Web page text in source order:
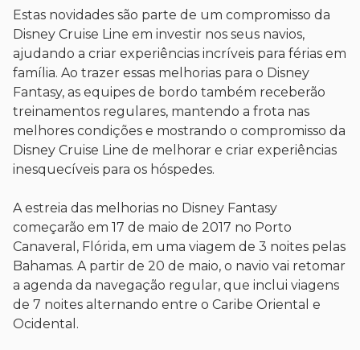
Estas novidades são parte de um compromisso da
Disney Cruise Line em investir nos seus navios,
ajudando a criar experiências incríveis para férias em
família. Ao trazer essas melhorias para o Disney
Fantasy, as equipes de bordo também receberão
treinamentos regulares, mantendo a frota nas
melhores condições e mostrando o compromisso da
Disney Cruise Line de melhorar e criar experiências
inesquecíveis para os hóspedes.
A estreia das melhorias no Disney Fantasy
começarão em 17 de maio de 2017 no Porto
Canaveral, Flórida, em uma viagem de 3 noites pelas
Bahamas. A partir de 20 de maio, o navio vai retomar
a agenda da navegação regular, que inclui viagens
de 7 noites alternando entre o Caribe Oriental e
Ocidental.